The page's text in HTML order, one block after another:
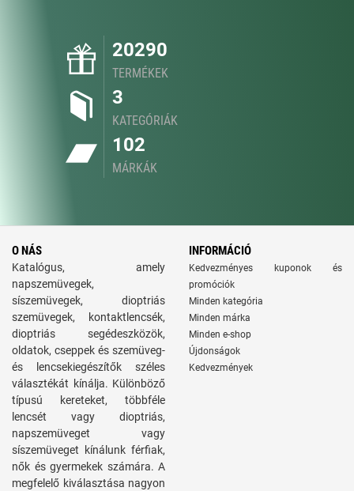
20290
TERMÉKEK
3
KATEGÓRIÁK
102
MÁRKÁK
O NÁS
Katalógus, amely
napszemüvegek,
síszemüvegek, dioptriás
szemüvegek, kontaktlencsék,
dioptriás segédeszközök,
oldatok, cseppek és szemüveg-
és lencsekiegészítők széles
választékát kínálja. Különböző
típusú kereteket, többféle
lencsét vagy dioptriás,
napszemüveget vagy
síszemüveget kínálunk férfiak,
nők és gyermekek számára. A
megfelelő kiválasztása nagyon
INFORMÁCIÓ
Kedvezményes kuponok és
promóciók
Minden kategória
Minden márka
Minden e-shop
Újdonságok
Kedvezmények